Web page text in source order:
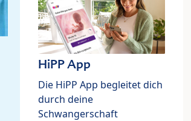
HiPP App
Die HiPP App begleitet dich
durch deine
Schwangerschaft